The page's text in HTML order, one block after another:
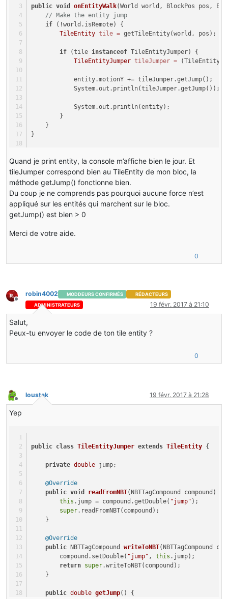
public void onEntityWalk(World world, BlockPos pos,
// Make the entity jump
if (!world.isRemote) {
TileEntity tile = getTileEntity(world, pos);
if (tile instanceof TileEntityJumper) {
TileEntityJumper tileJumper =
entity.motionY += tileJumper.getJump();
System.out.println(tileJumper.getJump());
System.out.println(entity);
}
}
}
Quand je print entity, la console m’affiche bien le jour. Et
tileJumper correspond bien au TileEntity de mon bloc, la
méthode getJump() fonctionne bien.
Du coup je ne comprends pas pourquoi aucune force n’est
appliqué sur les entités qui marchent sur le bloc.
getJump() est bien > 0
Merci de votre aide.
0
Hors-ligne
robin4002 MODDEURS CONFIRMÉS
RÉDACTEURS
ADMINISTRATEURS
19 févr. 2017 à 21:10
Salut,
Peux-tu envoyer le code de ton tile entity ?
0
Hors-ligne
loustak 19 févr. 2017 à 21:28
Yep
public class TileEntityJumper extends TileEntity {
private double jump;
@Override
public void readFromNBT(NBTTagCompound compound)
this .jump = compound.getDouble( "jump" );
super.readFromNBT(compound);
}
@Override
public NBTTagCompound writeToNBT(NBTTagCompound
compound.setDouble( "jump" , this .jump);
return super.writeToNBT(compound);
}
public double getJump()
{